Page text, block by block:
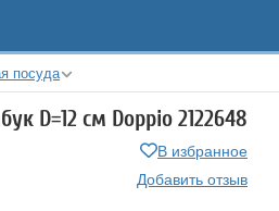
посуда
D=12 см Doppio 2122648
В избранное
Добавить отзыв